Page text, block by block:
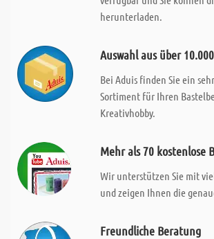
herunterladen.
Auswahl aus über
Bei Aduis finden Sie ein
Sortiment für Ihren
Kreativhobby.
Mehr als 70 kostenlose
Wir unterstützen Sie mit
und zeigen Ihnen die
Freundliche Beratung